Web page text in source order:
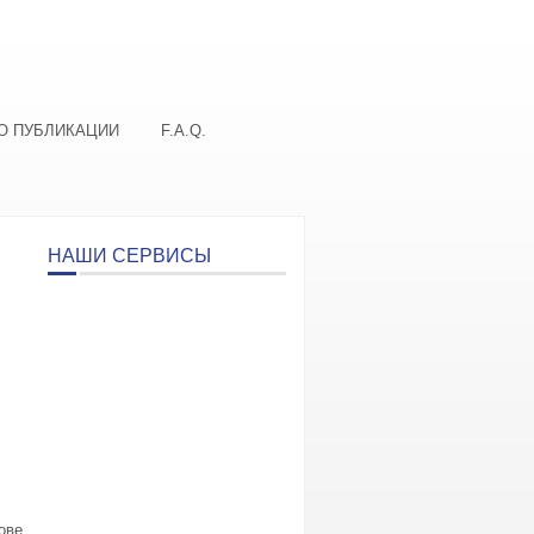
ПУБЛИКАЦИИ F.A.Q.
НАШИ СЕРВИСЫ